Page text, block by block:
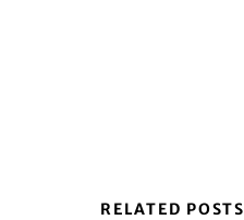
RELATED POSTS